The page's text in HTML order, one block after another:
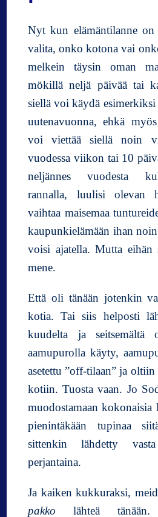
a
h
y
ä
i
e
n
Nyt kun elämäntilanne on
valita, onko kotona vai
melkein täysin oman
mökillä neljä päivää tai
siellä voi käydä esimerkiksi
uutenavuonna, ehkä
voi viettää siellä noin
vuodessa viikon tai 10
neljännes vuodesta
rannalla, luulisi olevan
vaihtaa maisemaa
kaupunkielämään ihan
voisi ajatella. Mutta
mene.
Että oli tänään jotenkin
kotia. Tai siis helposti
kuudelta ja seitsemältä
aamupurolla käyty,
asetettu ”off-tilaan” ja
kotiin. Tuosta vaan. Jo
muodostamaan kokonaisia
pienintäkään tupinaa
sittenkin lähdetty
perjantaina.
Ja kaiken kukkuraksi,
pakko lähteä